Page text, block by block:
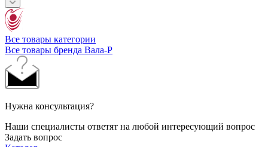
Все товары категории
Все товары бренда Вала-Р
Нужна консультация?
Наши специалисты ответят на любой интересующий вопрос
Задать вопрос